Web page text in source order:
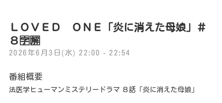
ＬＯＶＥＤ ＯＮＥ「炎に消えた母娘」＃
８🈑🈖
2026年6月3日(水) 22:00 - 22:54
番組概要
法医学ヒューマンミステリードラマ ８話「炎に消えた母娘」